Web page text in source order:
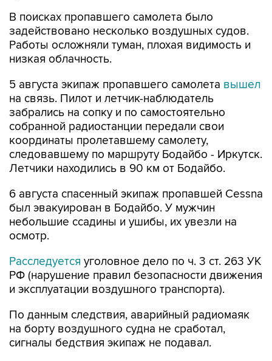
В поисках пропавшего самолета было
задействовано несколько воздушных судов.
Работы осложняли туман, плохая видимость и
низкая облачность.
5 августа экипаж пропавшего самолета вышел
на связь. Пилот и летчик-наблюдатель
забрались на сопку и по самостоятельно
собранной радиостанции передали свои
координаты пролетавшему самолету,
следовавшему по маршруту Бодайбо - Иркутск.
Летчики находились в 90 км от Бодайбо.
6 августа спасенный экипаж пропавшей Cessna
был эвакуирован в Бодайбо. У мужчин
небольшие ссадины и ушибы, их увезли на
осмотр.
Расследуется уголовное дело по ч. 3 ст. 263 УК
РФ (нарушение правил безопасности движения
и эксплуатации воздушного транспорта).
По данным следствия, аварийный радиомаяк
на борту воздушного судна не сработал,
сигналы бедствия экипаж не подавал.